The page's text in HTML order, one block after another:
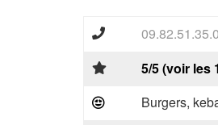
5/5 (voir les
Burgers,